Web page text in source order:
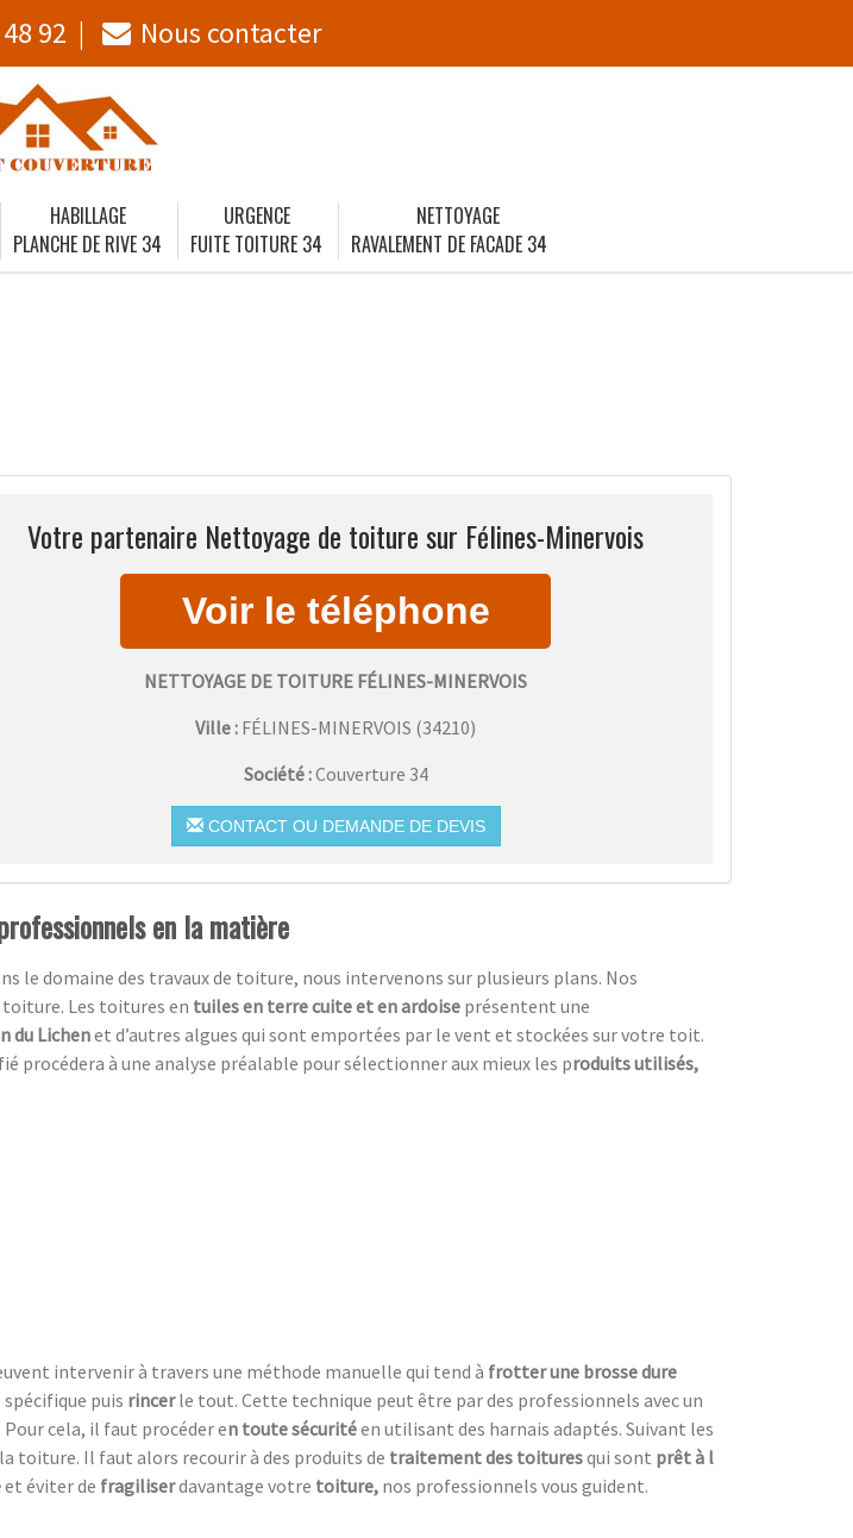
92 Nous contacter
HABILLAGE
PLANCHE DE RIVE 34
URGENCE
FUITE TOITURE 34
NETTOYAGE
RAVALEMENT DE FACADE 34
Votre partenaire Nettoyage de toiture sur Félines-Minervois
NETTOYAGE DE TOITURE FÉLINES-MINERVOIS
Ville : FÉLINES-MINERVOIS (34210)
Société :Couverture 34
CONTACT OU DEMANDE DE DEVIS
en la matière
le domaine des travaux de toiture, nous intervenons sur plusieurs plans. Nos
Les toitures en tuiles en terre cuite et en ardoise présentent une
du Lichenet d’autres algues qui sont emportées par le vent et stockées sur votre toit.
procédera à une analyse préalable pour sélectionner aux mieux les produits utilisés,
intervenir à travers une méthode manuelle qui tend à frotter une brosse dure
puis rincerle tout. Cette technique peut être par des professionnels avec un
Pour cela, il faut procéder en toute sécuritéen utilisant des harnais adaptés. Suivant les
toiture. Il faut alors recourir à des produits de traitement des toituresqui sont prêt à l
et éviter de fragiliserdavantage votre toiture, nos professionnels vous guident.